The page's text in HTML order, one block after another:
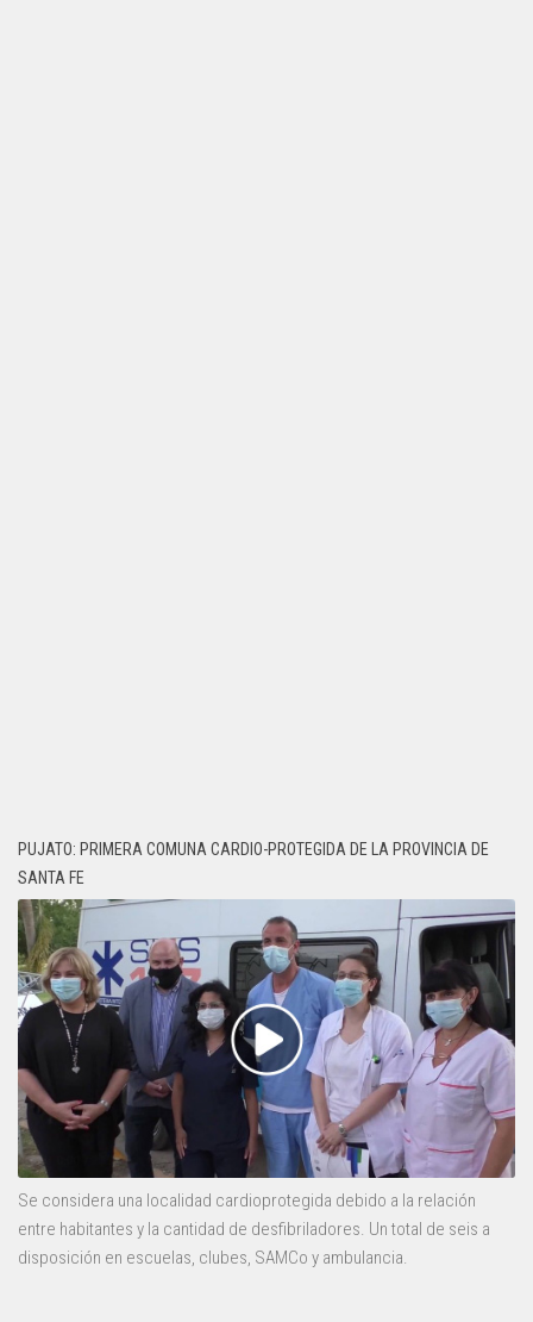
PUJATO: PRIMERA COMUNA CARDIO-PROTEGIDA DE LA PROVINCIA DE
SANTA FE
Se considera una localidad cardioprotegida debido a la relación
entre habitantes y la cantidad de desfibriladores. Un total de seis a
disposición en escuelas, clubes, SAMCo y ambulancia.